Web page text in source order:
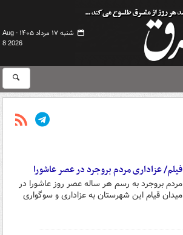
شنبه ۱۷ مرداد ۱۴۰۵ -
Aug
8 2026
فیلم/ عزاداری مردم بروجرد در عصر عاشورا
مردم بروجرد به رسم هر ساله عصر روز عاشورا در
میدان قیام این شهرستان به عزاداری و سوگواری